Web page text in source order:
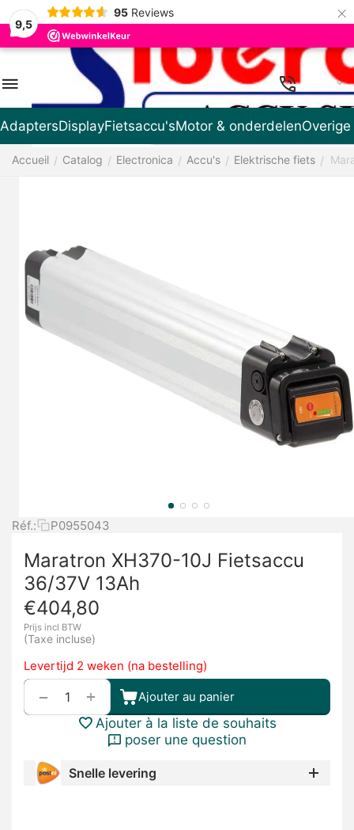
9,5
95 Reviews ×
FR
AdaptersDisplayFietsaccu'sMotor & onderdelen
Accueil / Catalog / Electronica / Accu's / Elektrische fiets /
Réf.: P0955043
Maratron XH370-10J Fietsaccu
36/37V 13Ah
€404,80
Prijs incl BTW
(Taxe incluse)
Levertijd 2 weken (na bestelling)
+
− Ajouter au panier
Ajouter à la liste de souhaits
poser une question
Snelle levering